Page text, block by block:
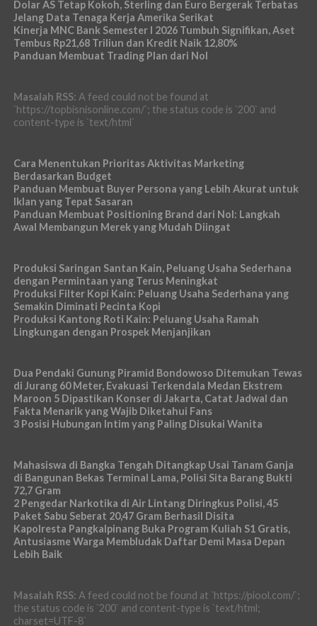
Dolar AS Tetap Kokoh, Sterling dan Euro Bergerak Terbatas
Jelang Data Tenaga Kerja Amerika Serikat
Kinerja MNC Bank Semester I 2026 Tumbuh Signifikan, Aset
Tembus Rp21,68 Triliun dan Kredit Naik 12,80%
Panduan Membuat Trading Plan dari Nol
Masalah RSS: A feed could not be found at
`https://topbisnisonline.com/`; the status code is `200` and
content-type is `text/html`
Cara Menentukan Prioritas Aktivitas Marketing
Berdasarkan Budget
Panduan Membuat Buyer Persona yang Lebih Akurat untuk
Iklan yang Tepat Sasaran
Panduan Membuat Positioning Brand dari Nol: Langkah
Awal Membangun Merek yang Mudah Diingat
Produksi Saringan Santan Kain, Peluang Usaha Sederhana
dengan Permintaan yang Terus Meningkat
Produksi Filter Kopi Kain: Peluang Usaha Sederhana yang
Semakin Diminati Pecinta Kopi
Produksi Kantong Roti Kain: Peluang Usaha Ramah
Lingkungan dengan Prospek Menjanjikan
Dua Pendaki Gunung Piramid Bondowoso Ditemukan Tewas
di Jurang 60 Meter, Evakuasi Terkendala Medan Ekstrem
Maroon 5 Dipastikan Konser di Jakarta, Catat Jadwal dan
Fakta Menarik yang Wajib Diketahui Fans
3 Posisi Hubungan Intim yang Paling Disukai Wanita
Mahasiswa di Bangka Tengah Ditangkap Usai Tanam Ganja
di Bangunan Bekas Terminal Lama, Polisi Sita Barang Bukti
72,7 Gram
2 Pengedar Narkotika di Air Lintang Diringkus Polisi, 45
Paket Sabu Seberat 20,47 Gram Berhasil Disita
Kapolresta Pangkalpinang Buka Program Kuliah S1 Gratis,
Antusiasme Warga Membludak Daftar Demi Masa Depan
Lebih Baik
Masalah RSS: A feed could not be found at `https://piool.com/`;
the status code is `200` and content-type is `text/html;
charset=UTF-8`